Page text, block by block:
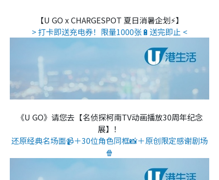
【U GO x CHARGESPOT 夏日消暑企划⚡】
> 打卡即送充电券！限量1000张🔋送完即止 <
《U GO》请您去【名侦探柯南TV动画播放30周年纪念
展】！
还原经典名场面📹＋30位角色同框📸＋原创限定感谢剧场
🍿